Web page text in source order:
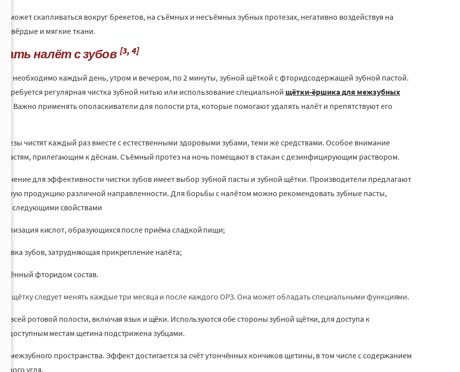
может скапливаться вокруг брекетов, на съёмных и несъёмных зубных протезах, негативно воздействуя на
твёрдые и мягкие ткани.
налёт с зубов [3, 4]
необходимо каждый день, утром и вечером, по 2 минуты, зубной щёткой с фторидсодержащей зубной пастой.
требуется регулярная чистка зубной нитью или использование специальной щётки-ёршика для межзубных
. Важно применять ополаскиватели для полости рта, которые помогают удалять налёт и препятствуют его
чистят каждый раз вместе с естественными здоровыми зубами, теми же средствами. Особое внимание
прилегающим к дёснам. Съёмный протез на ночь помещают в стакан с дезинфицирующим раствором.
для эффективности чистки зубов имеет выбор зубной пасты и зубной щётки. Производители предлагают
продукцию различной направленности. Для борьбы с налётом можно рекомендовать зубные пасты,
следующими свойствами
кислот, образующихся после приёма сладкой пищи;
зубов, затрудняющая прикрепление налёта;
фторидом состав.
щётку следует менять каждые три месяца и после каждого ОРЗ. Она может обладать специальными функциями.
всей ротовой полости, включая язык и щёки. Используются обе стороны зубной щётки, для доступа к
местам щетина подстрижена зубцами.
межзубного пространства. Эффект достигается за счёт утончённых кончиков щетины, в том числе с содержанием
угля.